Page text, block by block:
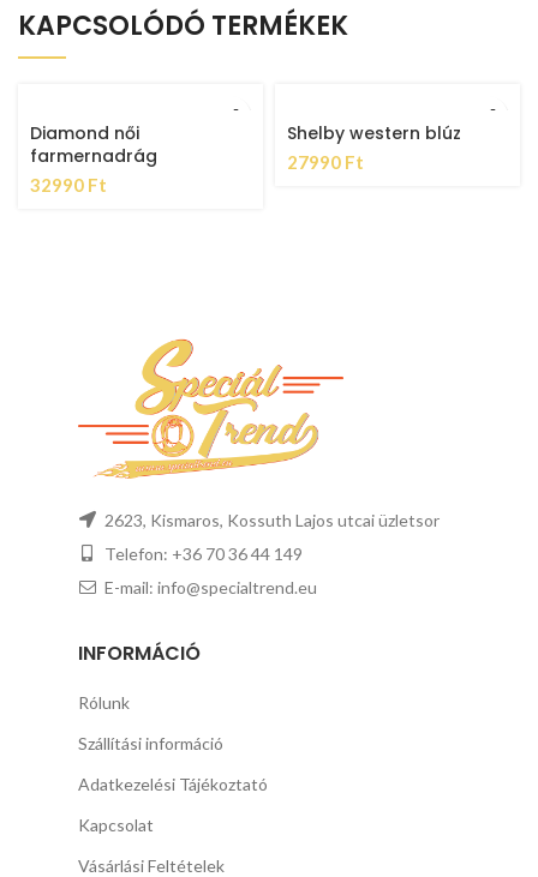
KAPCSOLÓDÓ TERMÉKEK
Diamond női
farmernadrág
32990 Ft
Shelby western blúz
27990 Ft
2623, Kismaros, Kossuth Lajos utcai üzletsor
Telefon: +36 70 36 44 149
E-mail: info@specialtrend.eu
INFORMÁCIÓ
Rólunk
Szállítási információ
Adatkezelési Tájékoztató
Kapcsolat
Vásárlási Feltételek